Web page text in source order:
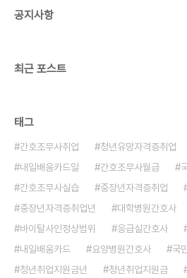
공지사항
최근 포스트
태그
간호조무사취업 청년유망자격증취업
내일배움카드일
간호조무사월급
간호조무사실습
중장년자격증취업
중장년자격증취업년
대학병원간호사
바이탈사인정상범위
응급실간호사
내일배움카드
요양병원간호사
국
청년취업지원금년
청년취업지원금